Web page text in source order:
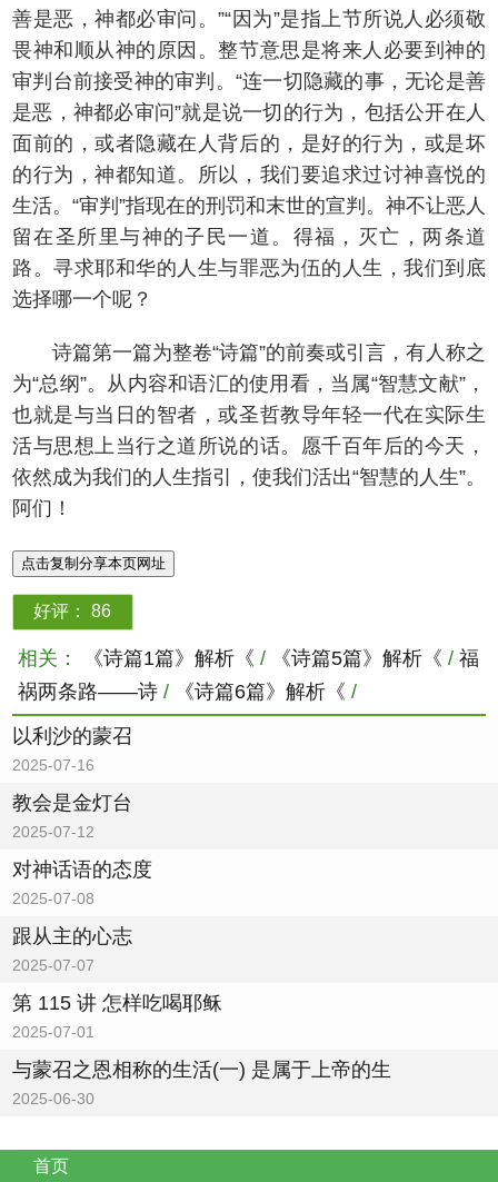
善是恶，神都必审问。”“因为”是指上节所说人必须敬
畏神和顺从神的原因。整节意思是将来人必要到神的
审判台前接受神的审判。“连一切隐藏的事，无论是善
是恶，神都必审问”就是说一切的行为，包括公开在人
面前的，或者隐藏在人背后的，是好的行为，或是坏
的行为，神都知道。所以，我们要追求过讨神喜悦的
生活。“审判”指现在的刑罚和末世的宣判。神不让恶人
留在圣所里与神的子民一道。得福，灭亡，两条道
路。寻求耶和华的人生与罪恶为伍的人生，我们到底
选择哪一个呢？
诗篇第一篇为整卷“诗篇”的前奏或引言，有人称之
为“总纲”。从内容和语汇的使用看，当属“智慧文献”，
也就是与当日的智者，或圣哲教导年轻一代在实际生
活与思想上当行之道所说的话。愿千百年后的今天，
依然成为我们的人生指引，使我们活出“智慧的人生”。
阿们！
点击复制分享本页网址
好评： 86
相关： 《诗篇1篇》解析《 / 《诗篇5篇》解析《 / 福
祸两条路——诗 / 《诗篇6篇》解析《 /
以利沙的蒙召
2025-07-16
教会是金灯台
2025-07-12
对神话语的态度
2025-07-08
跟从主的心志
2025-07-07
第 115 讲 怎样吃喝耶稣
2025-07-01
与蒙召之恩相称的生活(一) 是属于上帝的生
2025-06-30
首页